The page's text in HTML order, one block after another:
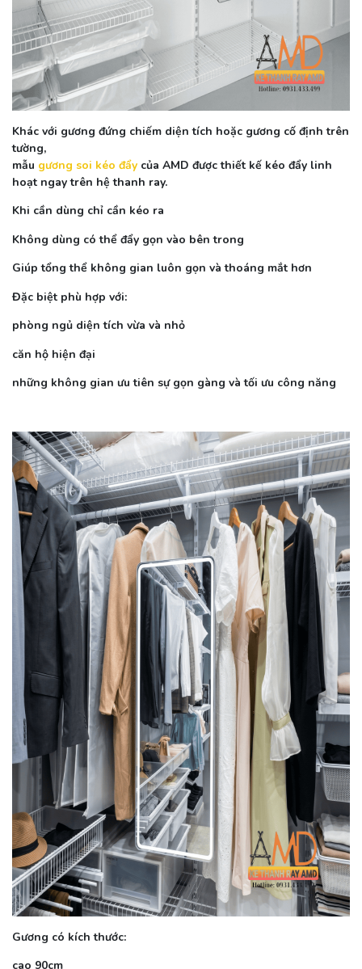
Khác với gương đứng chiếm diện tích hoặc gương cố định trên
tường,
mẫu gương soi kéo đẩy của AMD được thiết kế kéo đẩy linh
hoạt ngay trên hệ thanh ray.
Khi cần dùng chỉ cần kéo ra
Không dùng có thể đẩy gọn vào bên trong
Giúp tổng thể không gian luôn gọn và thoáng mắt hơn
Đặc biệt phù hợp với:
phòng ngủ diện tích vừa và nhỏ
căn hộ hiện đại
những không gian ưu tiên sự gọn gàng và tối ưu công năng
Gương có kích thước:
cao 90cm